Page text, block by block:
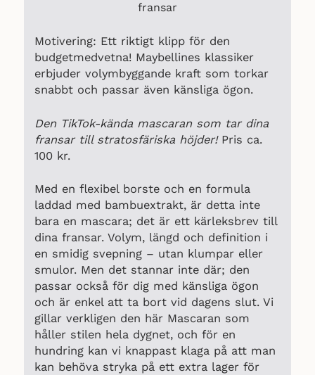
fransar
Motivering: Ett riktigt klipp för den
budgetmedvetna! Maybellines klassiker
erbjuder volymbyggande kraft som torkar
snabbt och passar även känsliga ögon.
Den TikTok-kända mascaran som tar dina
fransar till stratosfäriska höjder!Pris ca.
100 kr.
Med en flexibel borste och en formula
laddad med bambuextrakt, är detta inte
bara en mascara; det är ett kärleksbrev till
dina fransar. Volym, längd och definition i
en smidig svepning – utan klumpar eller
smulor. Men det stannar inte där; den
passar också för dig med känsliga ögon
och är enkel att ta bort vid dagens slut. Vi
gillar verkligen den här Mascaran som
håller stilen hela dygnet, och för en
hundring kan vi knappast klaga på att man
kan behöva stryka på ett extra lager för